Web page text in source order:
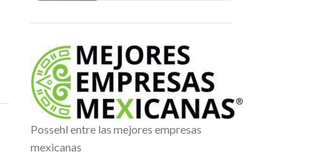
Possehl entre las mejores empresas
mexicanas